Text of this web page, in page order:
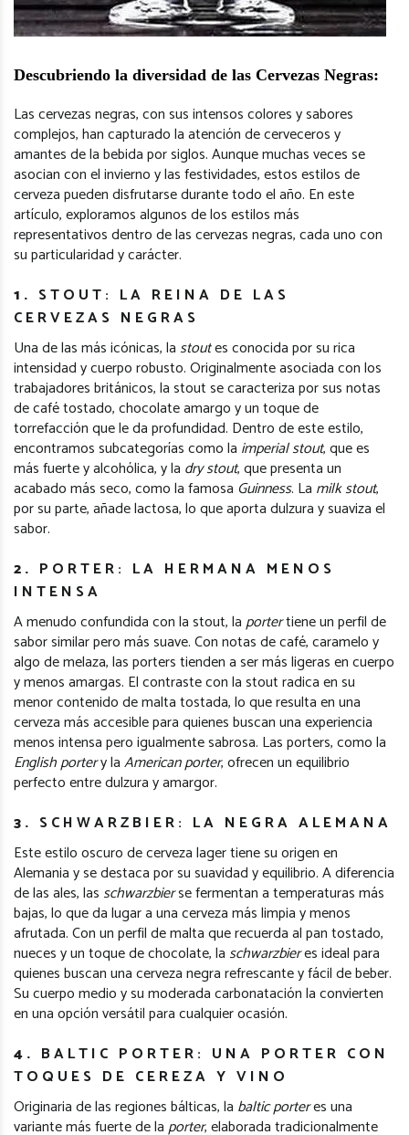
Descubriendo la diversidad de las Cervezas Negras:
Las cervezas negras, con sus intensos colores y sabores
complejos, han capturado la atención de cerveceros y
amantes de la bebida por siglos. Aunque muchas veces se
asocian con el invierno y las festividades, estos estilos de
cerveza pueden disfrutarse durante todo el año. En este
artículo, exploramos algunos de los estilos más
representativos dentro de las cervezas negras, cada uno con
su particularidad y carácter.
1. STOUT: LA REINA DE LAS
CERVEZAS NEGRAS
Una de las más icónicas, la stoutes conocida por su rica
intensidad y cuerpo robusto. Originalmente asociada con los
trabajadores británicos, la stout se caracteriza por sus notas
de café tostado, chocolate amargo y un toque de
torrefacción que le da profundidad. Dentro de este estilo,
encontramos subcategorías como la imperial stout, que es
más fuerte y alcohólica, y la dry stout, que presenta un
acabado más seco, como la famosa Guinness. La milk stout,
por su parte, añade lactosa, lo que aporta dulzura y suaviza el
sabor.
2. PORTER: LA HERMANA MENOS
INTENSA
A menudo confundida con la stout, laportertiene un perfil de
sabor similar pero más suave. Con notas de café, caramelo y
algo de melaza, las porters tienden a ser más ligeras en cuerpo
y menos amargas. El contraste con la stout radica en su
menor contenido de malta tostada, lo que resulta en una
cerveza más accesible para quienes buscan una experiencia
menos intensa pero igualmente sabrosa. Las porters, como la
English portery laAmerican porter, ofrecen un equilibrio
perfecto entre dulzura y amargor.
3. SCHWARZBIER: LA NEGRA ALEMANA
Este estilo oscuro de cerveza lager tiene su origen en
Alemania y se destaca por su suavidad y equilibrio. A diferencia
de las ales, las schwarzbierse fermentan a temperaturas más
bajas, lo que da lugar a una cerveza más limpia y menos
afrutada. Con un perfil de malta que recuerda al pan tostado,
nueces y un toque de chocolate, la schwarzbieres ideal para
quienes buscan una cerveza negra refrescante y fácil de beber.
Su cuerpo medio y su moderada carbonatación la convierten
en una opción versátil para cualquier ocasión.
4. BALTIC PORTER: UNA PORTER CON
TOQUES DE CEREZA Y VINO
Originaria de las regiones bálticas, la baltic porteres una
variante más fuerte de laporter, elaborada tradicionalmente